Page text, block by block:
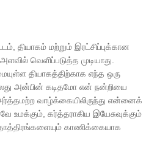
தியாகம் மற்றும் இரட்சிப்புக்கான
வெளிப்படுத்த முடியாது.
தியாகத்திற்காக எந்த ஒரு
அன்பின் கடிதமோ என் நன்றியை
வாழ்க்கையிலிருந்து என்னைக்
உமக்கும், கர்த்தராகிய இயேசுவுக்கும்
காணிக்கையாக